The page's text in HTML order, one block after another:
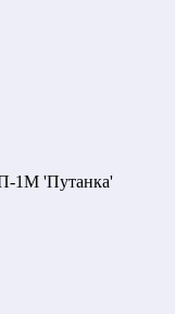
1М 'Путанка'